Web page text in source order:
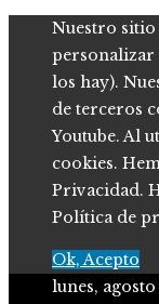
Nuestro
personalizar
los hay).
de terceros
Youtube. Al
cookies.
Privacidad.
Política de
Ok, Acepto
lunes, agosto